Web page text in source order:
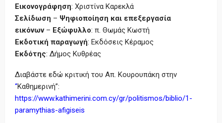
Εικονογράφηση: Χριστίνα Καρεκλά
Σελίδωση – Ψηφιοποίηση και επεξεργασία
εικόνων– Εξώφυλλο: π. Θωμάς Κωστή
Εκδοτική παραγωγή: Εκδόσεις Κέραμος
Εκδότης: Δήμος Κυθρέας
Διαβάστε εδώ κριτική του Απ. Κουρουπάκη στην
“Καθημερινή”:
https://www.kathimerini.com.cy/gr/politismos/biblio/1-
paramythias-afigiseis